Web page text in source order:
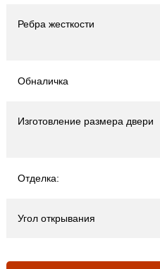
Ребра жесткости
Обналичка
Изготовление размера двери
Отделка:
Угол открывания